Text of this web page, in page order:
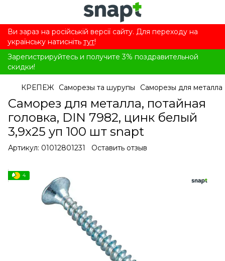
Ви зараз на російській версії сайту. Для переходу на
українську натисніть тут!
Зарегистрируйтесь и получите 3% поздравительной
скидки!
КРЕПЕЖ Саморезы та шурупы Саморезы для металла
Саморез для металла, потайная
головка, DIN 7982, цинк белый
3,9x25 уп 100 шт snapt
Артикул: 01012801231 Оставить отзыв
4